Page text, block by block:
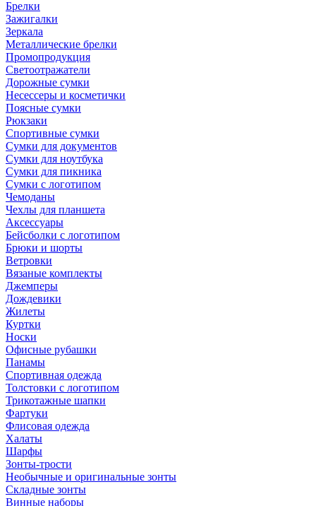
Брелки
Зажигалки
Зеркала
Металлические брелки
Промопродукция
Светоотражатели
Дорожные сумки
Несессеры и косметички
Поясные сумки
Рюкзаки
Спортивные сумки
Сумки для документов
Сумки для ноутбука
Сумки для пикника
Сумки с логотипом
Чемоданы
Чехлы для планшета
Аксессуары
Бейсболки с логотипом
Брюки и шорты
Ветровки
Вязаные комплекты
Джемперы
Дождевики
Жилеты
Куртки
Носки
Офисные рубашки
Панамы
Спортивная одежда
Толстовки с логотипом
Трикотажные шапки
Фартуки
Флисовая одежда
Халаты
Шарфы
Зонты-трости
Необычные и оригинальные зонты
Складные зонты
Винные наборы